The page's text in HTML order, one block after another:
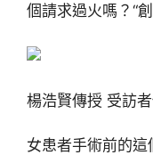
個請求過火嗎？“
楊浩賢傳授 受訪
女患者手術前的